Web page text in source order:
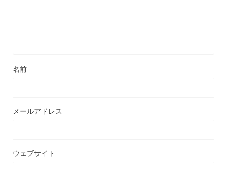
名前
メールアドレス
ウェブサイト